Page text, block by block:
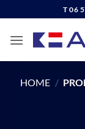
naar
inhoud
T 06
HOME /